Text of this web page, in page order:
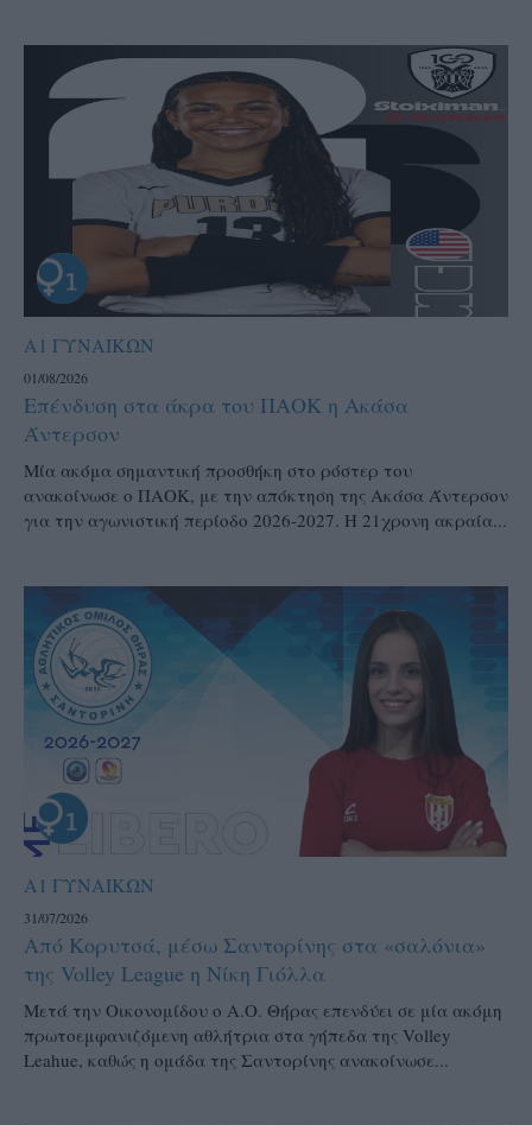
Α1 ΓΥΝΑΙΚΩΝ
01/08/2026
Επένδυση στα άκρα του ΠΑΟΚ η Ακάσα
Άντερσον
Μία ακόμα σημαντική προσθήκη στο ρόστερ του
ανακοίνωσε ο ΠΑΟΚ, με την απόκτηση της Ακάσα Άντερσον
για την αγωνιστική περίοδο 2026-2027. Η 21χρονη ακραία...
Α1 ΓΥΝΑΙΚΩΝ
31/07/2026
Από Κορυτσά, μέσω Σαντορίνης στα «σαλόνια»
της Volley League η Νίκη Γιόλλα
Μετά την Οικονομίδου ο Α.Ο. Θήρας επενδύει σε μία ακόμη
πρωτοεμφανιζόμενη αθλήτρια στα γήπεδα της Volley
Leahue, καθώς η ομάδα της Σαντορίνης ανακοίνωσε...